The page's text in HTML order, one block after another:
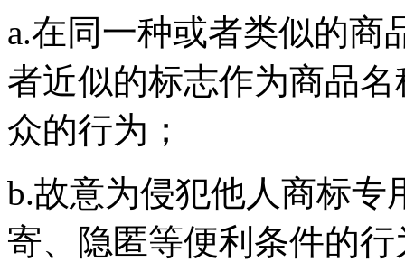
a.在同一种或者类似的商
者近似的标志作为商品
众的行为；
b.故意为侵犯他人商标专
寄、隐匿等便利条件的